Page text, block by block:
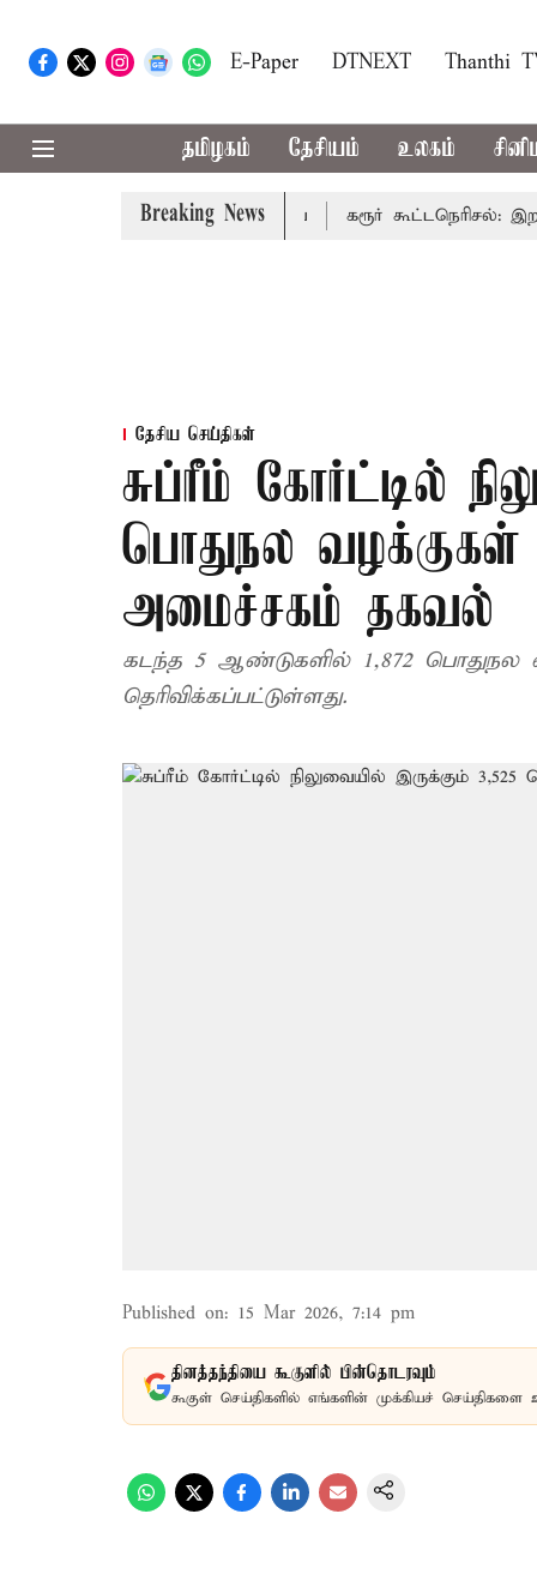
E-Paper DTNEXT Thanthi
தமிழகம் தேசியம் உலகம்
Breaking News
முதல்-அமைச்சர் விஜய் கரூர் கூட்டநெரிசல்:
தேசிய செய்திகள்
சுப்ரீம் கோர்ட்டில்
பொதுநல
அமைச்சகம் தகவல்
கடந்த 5 ஆண்டுகளில் 1,872 பொதுநல
தெரிவிக்கப்பட்டுள்ளது.
Published on: 15 Mar 2026, 7:14 pm
தினத்தந்தியை கூகுளில் பின்தொடரவும்
கூகுள் செய்திகளில் எங்களின் முக்கியச் செய்திகளை